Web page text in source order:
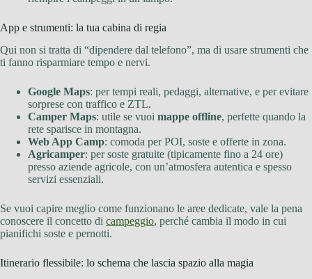
App e strumenti: la tua cabina di regia
Qui non si tratta di “dipendere dal telefono”, ma di usare strumenti che
ti fanno risparmiare tempo e nervi.
Google Maps: per tempi reali, pedaggi, alternative, e per evitare
sorprese con traffico e ZTL.
Camper Maps: utile se vuoi mappe offline, perfette quando la
rete sparisce in montagna.
Web App Camp: comoda per POI, soste e offerte in zona.
Agricamper: per soste gratuite (tipicamente fino a 24 ore)
presso aziende agricole, con un’atmosfera autentica e spesso
servizi essenziali.
Se vuoi capire meglio come funzionano le aree dedicate, vale la pena
conoscere il concetto di campeggio, perché cambia il modo in cui
pianifichi soste e pernotti.
Itinerario flessibile: lo schema che lascia spazio alla magia